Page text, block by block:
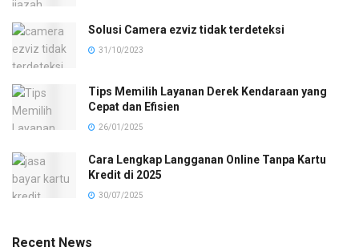
Solusi Camera ezviz tidak terdeteksi
31/10/2023
Tips Memilih Layanan Derek Kendaraan yang
Cepat dan Efisien
26/01/2025
Cara Lengkap Langganan Online Tanpa Kartu
Kredit di 2025
30/07/2025
Recent News